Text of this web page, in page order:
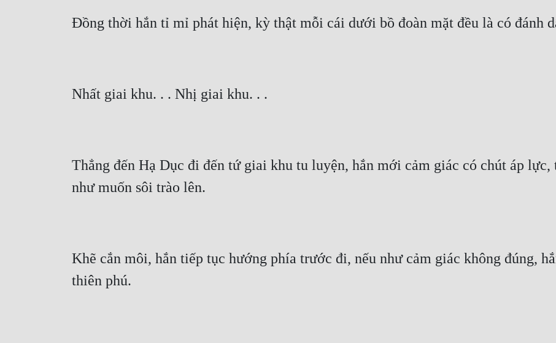
Đồng thời hắn tỉ mỉ phát hiện, kỳ thật mỗi cái dưới bồ đoàn mặt đều là có đánh
Nhất giai khu. . . Nhị giai khu. . .
Thẳng đến Hạ Dục đi đến tứ giai khu tu luyện, hắn mới cảm giác có chút áp
như muốn sôi trào lên.
Khẽ cắn môi, hắn tiếp tục hướng phía trước đi, nếu như cảm giác không đúng,
thiên phú.